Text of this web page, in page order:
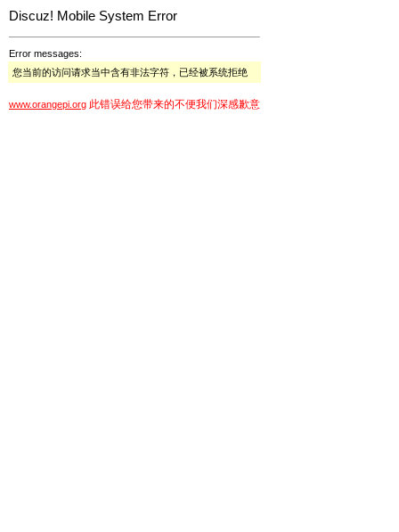
Discuz! Mobile System Error
Error messages:
您当前的访问请求当中含有非法字符，已经被系统拒绝
www.orangepi.org 此错误给您带来的不便我们深感歉意